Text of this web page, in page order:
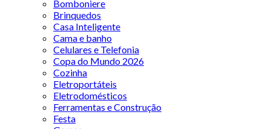
Bomboniere
Brinquedos
Casa Inteligente
Cama e banho
Celulares e Telefonia
Copa do Mundo 2026
Cozinha
Eletroportáteis
Eletrodomésticos
Ferramentas e Construção
Festa